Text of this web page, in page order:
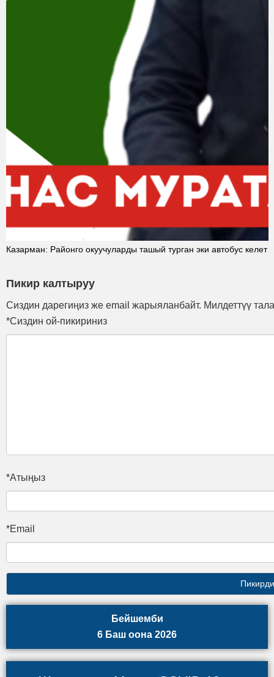
Казарман: Районго окуучуларды ташый турган эки автобус келет
Пикир калтыруу
Сиздин дарегиңиз же email жарыяланбайт. Милдеттүү
*Сиздин ой-пикириниз
*Атыңыз
*Email
Бейшемби
6 Баш оона 2026